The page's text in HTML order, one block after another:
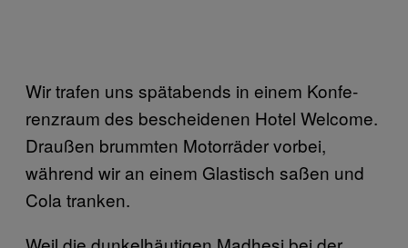
Wir trafen uns spätabends in einem Konfe­
renzraum des bescheidenen Hotel Welcome.
Draußen brummten Motorräder vorbei,
während wir an einem Glastisch saßen und
Cola tranken.